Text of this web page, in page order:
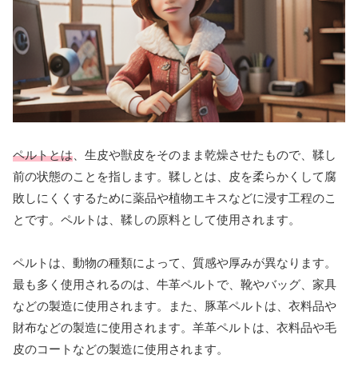
ペルトとは 、生皮や獣皮をそのまま乾燥させたもので、鞣し
前の状態のことを指します。鞣しとは、皮を柔らかくして腐
敗しにくくするために薬品や植物エキスなどに浸す工程のこ
とです。ペルトは、鞣しの原料として使用されます。
ペルトは、動物の種類によって、質感や厚みが異なります。
最も多く使用されるのは、牛革ペルトで、靴やバッグ、家具
などの製造に使用されます。また、豚革ペルトは、衣料品や
財布などの製造に使用されます。羊革ペルトは、衣料品や毛
皮のコートなどの製造に使用されます。